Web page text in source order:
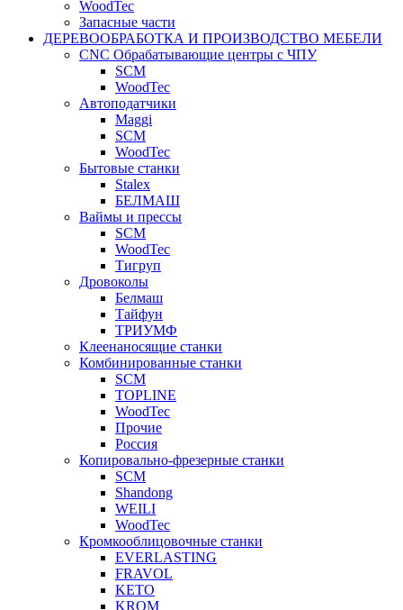
WoodTec
Запасные части
ДЕРЕВООБРАБОТКА И ПРОИЗВОДСТВО МЕБЕЛИ
CNC Обрабатывающие центры с ЧПУ
SCM
WoodTec
Автоподатчики
Maggi
SCM
WoodTec
Бытовые станки
Stalex
БЕЛМАШ
Ваймы и прессы
SCM
WoodTec
Тигруп
Дровоколы
Белмаш
Тайфун
ТРИУМФ
Клеенаносящие станки
Комбинированные станки
SCM
TOPLINE
WoodTec
Прочие
Россия
Копировально-фрезерные станки
SCM
Shandong
WEILI
WoodTec
Кромкооблицовочные станки
EVERLASTING
FRAVOL
KETO
KROM